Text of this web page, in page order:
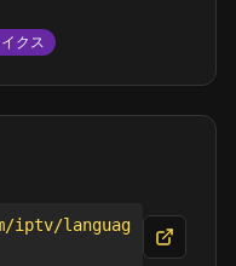
クス
iptv/languag